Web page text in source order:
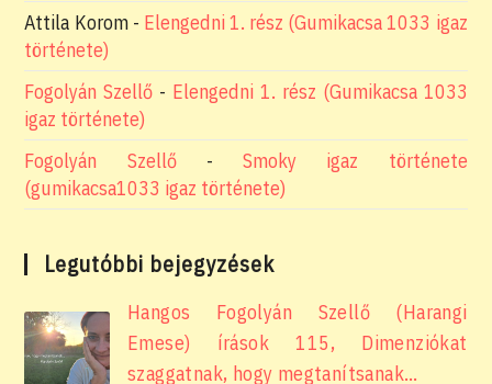
Attila Korom- Elengedni 1. rész (Gumikacsa 1033 igaz
története)
Fogolyán Szellő - Elengedni 1. rész (Gumikacsa 1033
igaz története)
Fogolyán Szellő-Smoky igaz története
(gumikacsa1033 igaz története)
Legutóbbi bejegyzések
Hangos Fogolyán Szellő (Harangi
Emese) írások 115, Dimenziókat
szaggatnak, hogy megtanítsanak…